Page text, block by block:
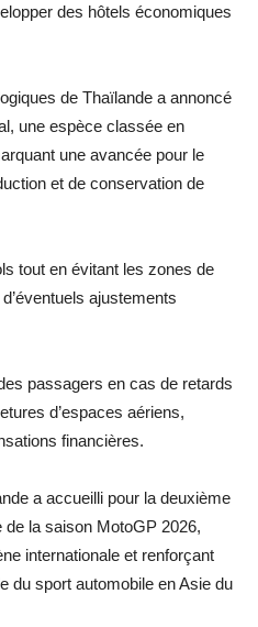
des hôtels économiques
de Thaïlande a annoncé
une espèce classée en
une avancée pour le
et de conservation de
tout en évitant les zones de
ajustements
passagers en cas de retards
d’espaces aériens,
financières.
a accueilli pour la deuxième
de la saison MotoGP 2026,
internationale et renforçant
du sport automobile en Asie du